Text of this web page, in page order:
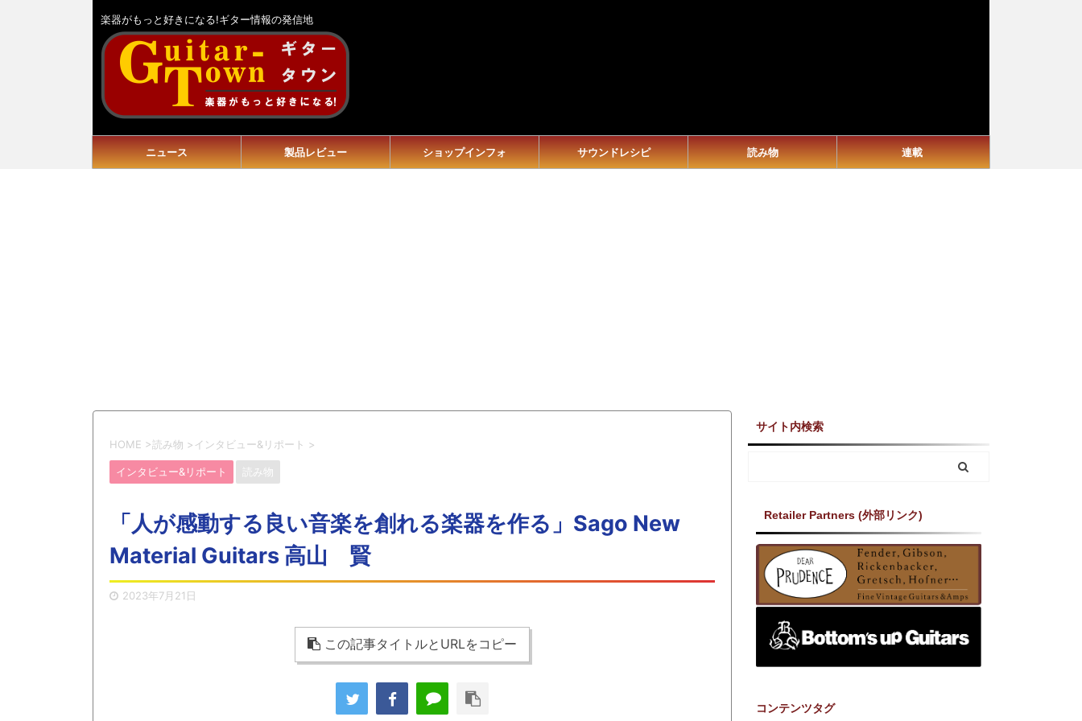
楽器がもっと好きになる!ギター情報の発信地
ニュース 製品レビュー ショップインフォ サウンドレシピ 読み物 連載
HOME >読み物 > インタビュー&リポート >
インタビュー&リポート 読み物
「人が感動する良い音楽を創れる楽器を作る」Sago New
Material Guitars 高山 賢
2023年7月21日
この記事タイトルとURLをコピー
サイト内検索
Retailer Partners (外部リンク)
コンテンツタグ